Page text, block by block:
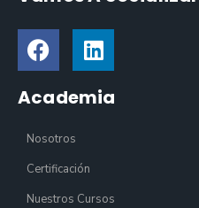
Academia
Nosotros
Certificación
Nuestros Cursos